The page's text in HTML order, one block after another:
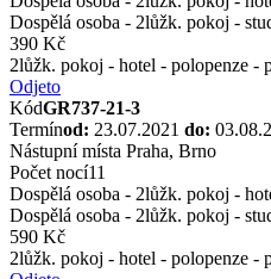
Dospělá osoba - 2lůžk. pokoj -
390 Kč
2lůžk. pokoj - hotel - polopenze -
Odjeto
KódGR737-21-3
Termínod: 23.07.2021 do:
Nástupní místa Praha, Brno
Počet nocí11
Dospělá osoba - 2lůžk. pokoj -
Dospělá osoba - 2lůžk. pokoj -
590 Kč
2lůžk. pokoj - hotel - polopenze -